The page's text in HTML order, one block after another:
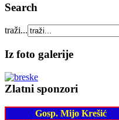
Search
traži...
Iz foto galerije
Zlatni sponzori
Gosp. Mijo Krešić